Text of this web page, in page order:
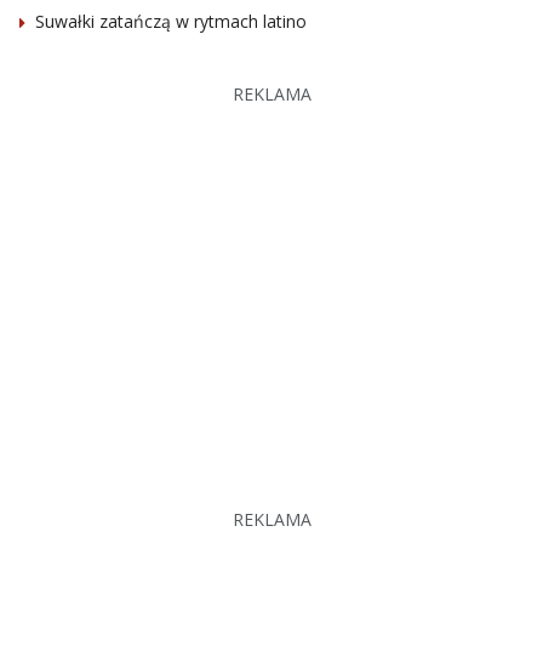
Suwałki zatańczą w rytmach latino
REKLAMA
REKLAMA